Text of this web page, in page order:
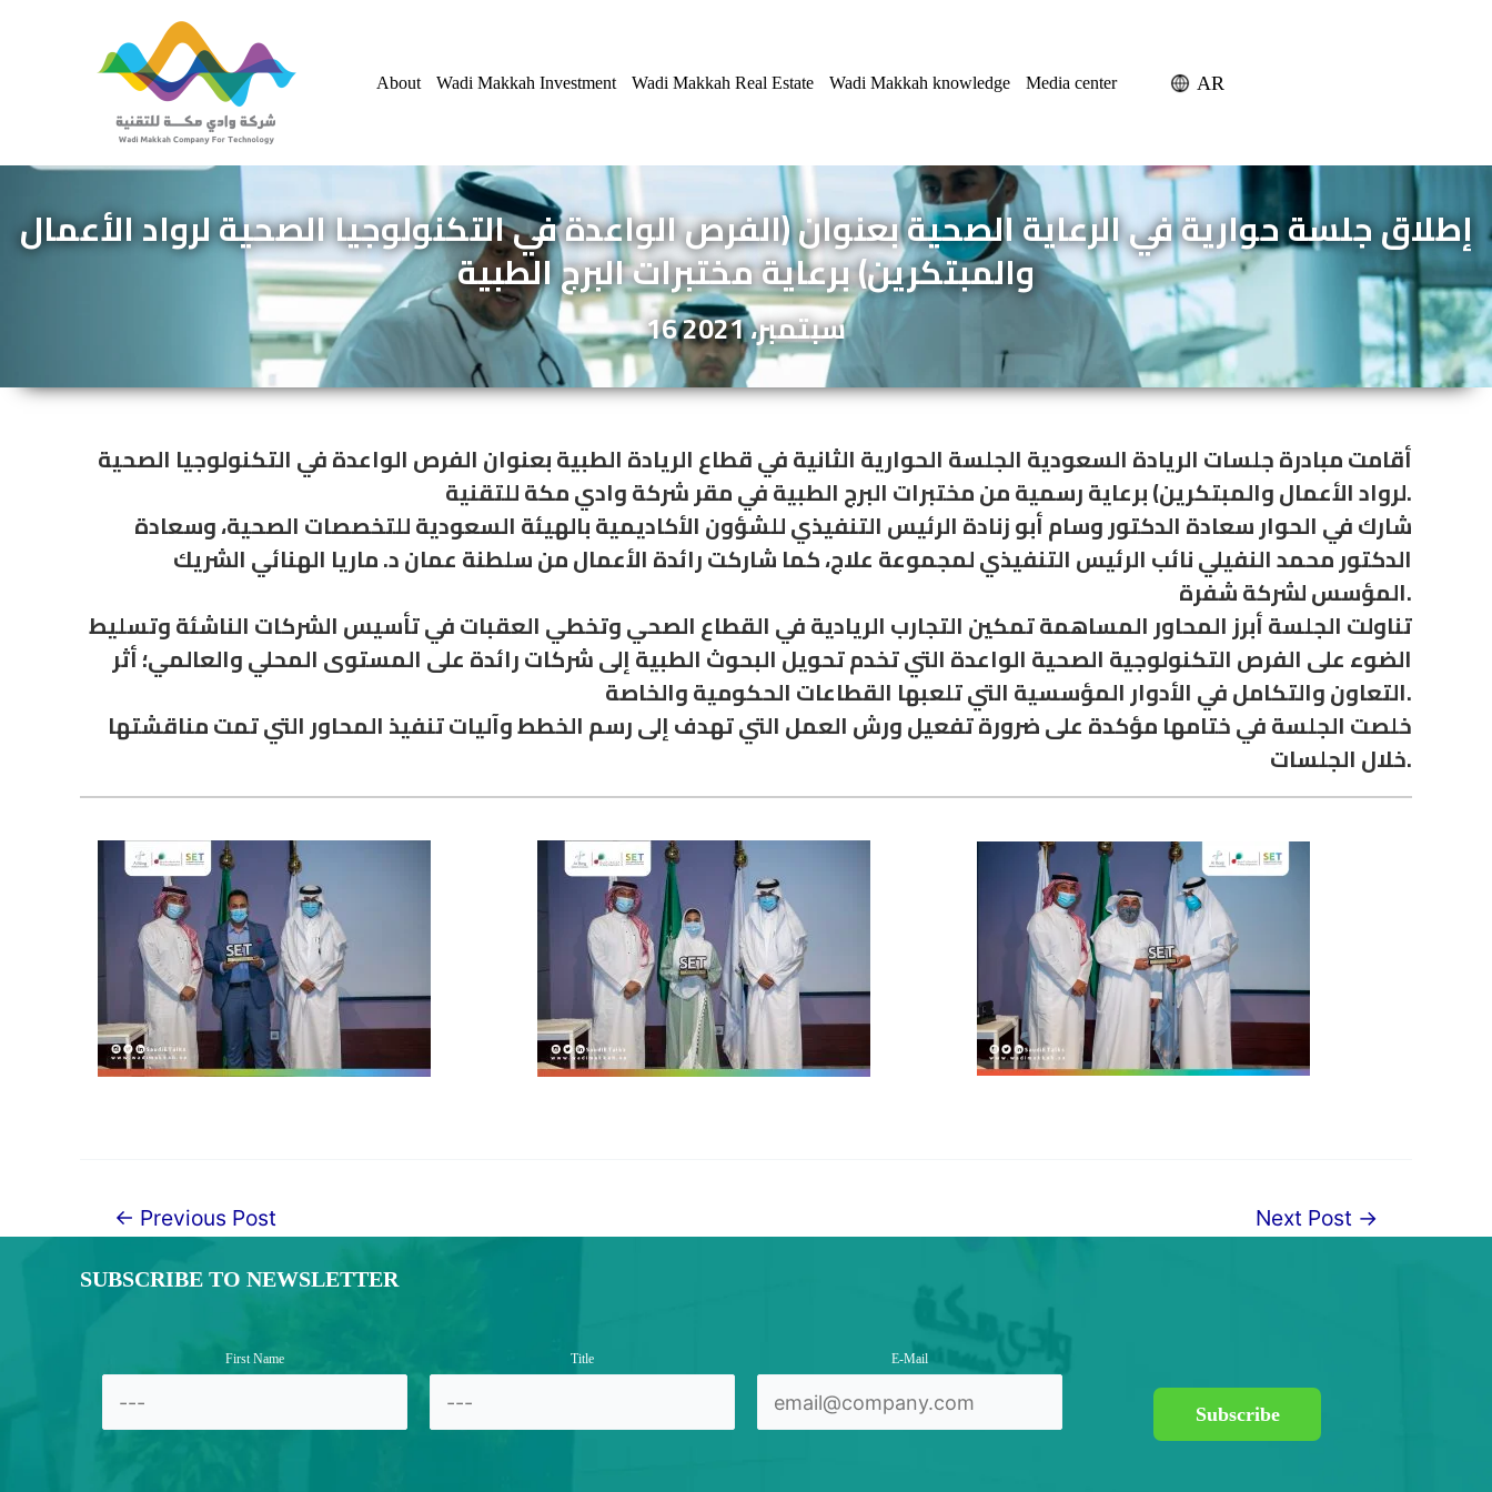
About Wadi Makkah Investment Wadi Makkah Real Estate Wadi Makkah knowledge Media center AR
إطلاق جلسة حوارية في الرعاية الصحية بعنوان (الفرص الواعدة في التكنولوجيا الصحية لرواد الأعمال
والمبتكرين) برعاية مختبرات البرج الطبية
16 سبتمبر، 2021
أقامت مبادرة جلسات الريادة السعودية الجلسة الحوارية الثانية في قطاع الريادة الطبية بعنوان الفرص الواعدة في التكنولوجيا الصحية
لرواد الأعمال والمبتكرين) برعاية رسمية من مختبرات البرج الطبية في مقر شركة وادي مكة للتقنية.
شارك في الحوار سعادة الدكتور وسام أبو زنادة الرئيس التنفيذي للشؤون الأكاديمية بالهيئة السعودية للتخصصات الصحية، وسعادة
الدكتور محمد النفيلي نائب الرئيس التنفيذي لمجموعة علاج، كما شاركت رائدة الأعمال من سلطنة عمان د. ماريا الهنائي الشريك
المؤسس لشركة شفرة.
تناولت الجلسة أبرز المحاور المساهمة تمكين التجارب الريادية في القطاع الصحي وتخطي العقبات في تأسيس الشركات الناشئة وتسليط
الضوء على الفرص التكنولوجية الصحية الواعدة التي تخدم تحويل البحوث الطبية إلى شركات رائدة على المستوى المحلي والعالمي؛ أثر
التعاون والتكامل في الأدوار المؤسسية التي تلعبها القطاعات الحكومية والخاصة.
خلصت الجلسة في ختامها مؤكدة على ضرورة تفعيل ورش العمل التي تهدف إلى رسم الخطط وآليات تنفيذ المحاور التي تمت مناقشتها
خلال الجلسات.
Post← Previous Post Next Post →
SUBSCRIBE TO NEWSLETTER
First Name Title E-Mail
Subscribe